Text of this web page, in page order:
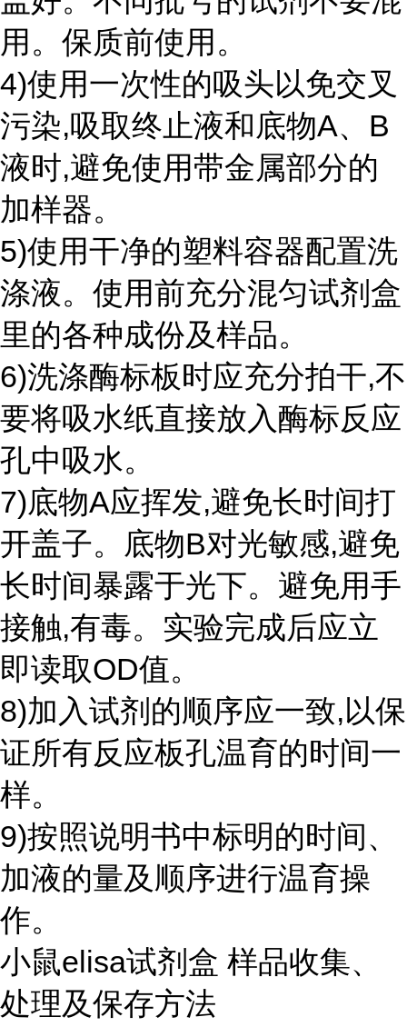
用。保质前使用。
4)使用一次性的吸头以免交叉
污染,吸取终止液和底物A、B
液时,避免使用带金属部分的
加样器。
5)使用干净的塑料容器配置洗
涤液。使用前充分混匀试剂盒
里的各种成份及样品。
6)洗涤酶标板时应充分拍干,不
要将吸水纸直接放入酶标反应
孔中吸水。
7)底物A应挥发,避免长时间打
开盖子。底物B对光敏感,避免
长时间暴露于光下。避免用手
接触,有毒。实验完成后应立
即读取OD值。
8)加入试剂的顺序应一致,以保
证所有反应板孔温育的时间一
样。
9)按照说明书中标明的时间、
加液的量及顺序进行温育操
作。
小鼠elisa试剂盒 样品收集、
处理及保存方法